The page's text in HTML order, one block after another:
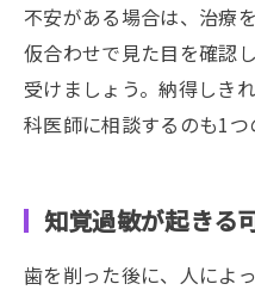
不安がある場合は、治療
仮合わせで見た目を確認
受けましょう。納得しき
科医師に相談するのも1つ
知覚過敏が起きる
歯を削った後に、人によ